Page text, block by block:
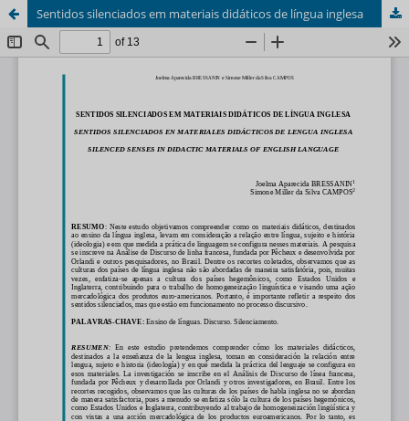
Sentidos silenciados em materiais didáticos de língua inglesa